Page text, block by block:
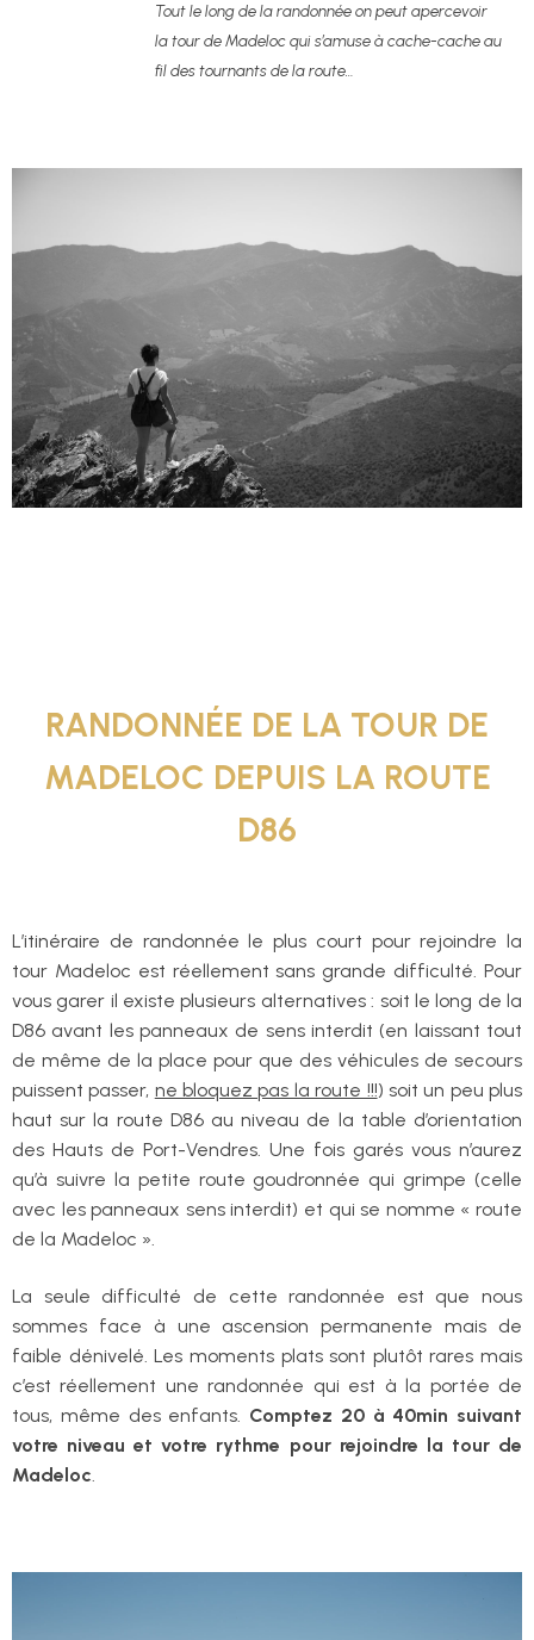
Tout le long de la randonnée on peut apercevoir
la tour de Madeloc qui s’amuse à cache-cache au
fil des tournants de la route…
RANDONNÉE DE LA TOUR DE
MADELOC DEPUIS LA ROUTE
D86
L’itinéraire de randonnée le plus court pour rejoindre la
tour Madeloc est réellement sans grande difficulté. Pour
vous garer il existe plusieurs alternatives : soit le long de la
D86 avant les panneaux de sens interdit (en laissant tout
de même de la place pour que des véhicules de secours
puissent passer, ne bloquez pas la route !!!) soit un peu plus
haut sur la route D86 au niveau de la table d’orientation
des Hauts de Port-Vendres. Une fois garés vous n’aurez
qu’à suivre la petite route goudronnée qui grimpe (celle
avec les panneaux sens interdit) et qui se nomme « route
de la Madeloc ».
La seule difficulté de cette randonnée est que nous
sommes face à une ascension permanente mais de
faible dénivelé. Les moments plats sont plutôt rares mais
c’est réellement une randonnée qui est à la portée de
tous, même des enfants. Comptez 20 à 40min suivant
votre niveau et votre rythme pour rejoindre la tour de
Madeloc